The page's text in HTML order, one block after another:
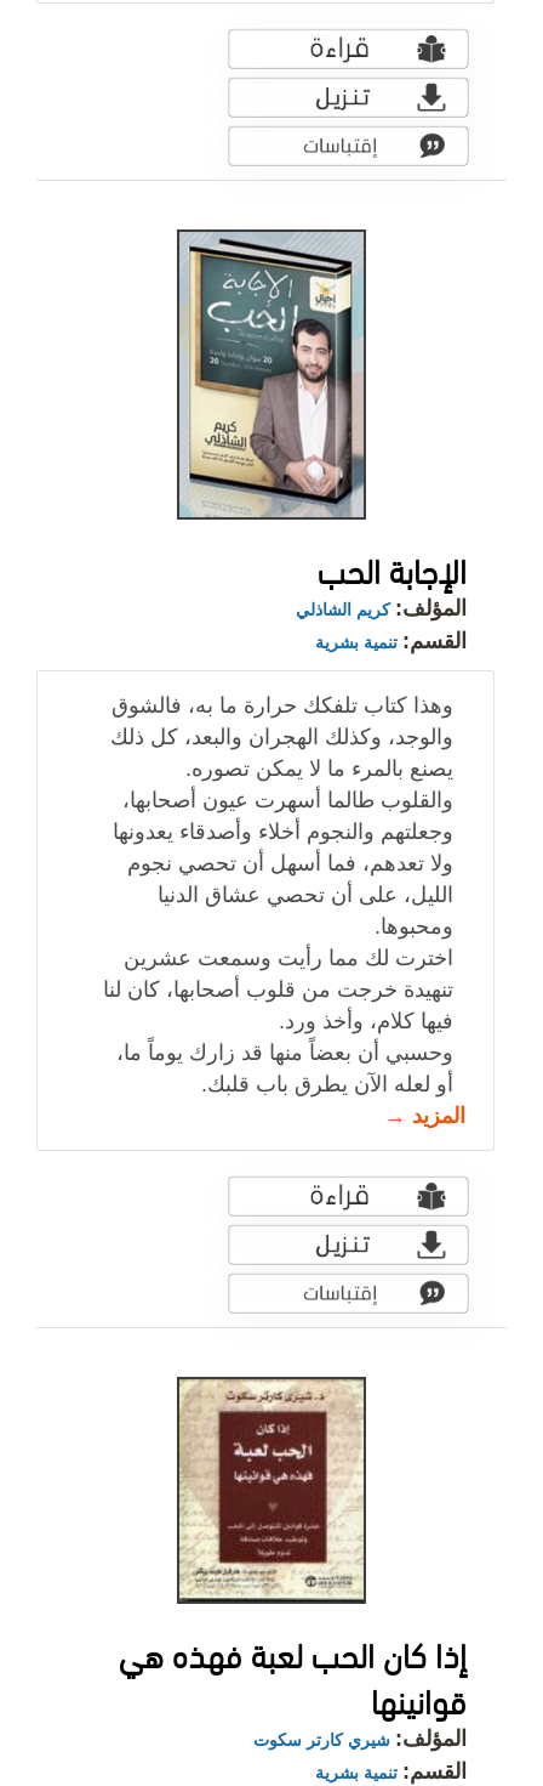
الإجابة الحب
المؤلف: كريم الشاذلي
القسم: تنمية بشرية
وهذا كتاب تلفكك حرارة ما به، فالشوق
والوجد، وكذلك الهجران والبعد، كل ذلك
يصنع بالمرء ما لا يمكن تصوره.
والقلوب طالما أسهرت عيون أصحابها،
وجعلتهم والنجوم أخلاء وأصدقاء يعدونها
ولا تعدهم، فما أسهل أن تحصي نجوم
الليل، على أن تحصي عشاق الدنيا
ومحبوها.
اخترت لك مما رأيت وسمعت عشرين
تنهيدة خرجت من قلوب أصحابها، كان لنا
فيها كلام، وأخذ ورد.
وحسبي أن بعضاً منها قد زارك يوماً ما،
أو لعله الآن يطرق باب قلبك.
المزيد →
إذا كان الحب لعبة فهذه هي
قوانينها
المؤلف: شيري كارتر سكوت
القسم: تنمية بشرية